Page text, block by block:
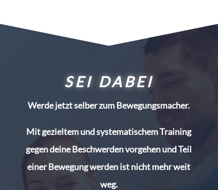
SEI DABEI
Werde jetzt selber zum Bewegungsmacher.
Mit gezieltem und systematischem Training
gegen deine Beschwerden vorgehen und Teil
einer Bewegung werden ist nicht mehr weit
weg.